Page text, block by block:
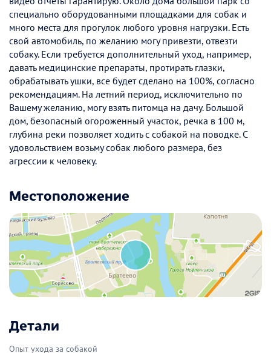
специально оборудованными площадками для собак и
много места для прогулок любого уровня нагрузки. Есть
свой автомобиль, по желанию могу привезти, отвезти
собаку. Если требуется дополнительный уход, например,
давать медицинские препараты, протирать глазки,
обрабатывать ушки, все будет сделано на 100%, согласно
рекомендациям. На летний период, исключительно по
Вашему желанию, могу взять питомца на дачу. Большой
дом, безопасный огороженный участок, речка в 100 м,
глубина реки позволяет ходить с собакой на поводке. С
удовольствием возьму собак любого размера, без
агрессии к человеку.
Местоположение
Детали
Опыт ухода за собакой